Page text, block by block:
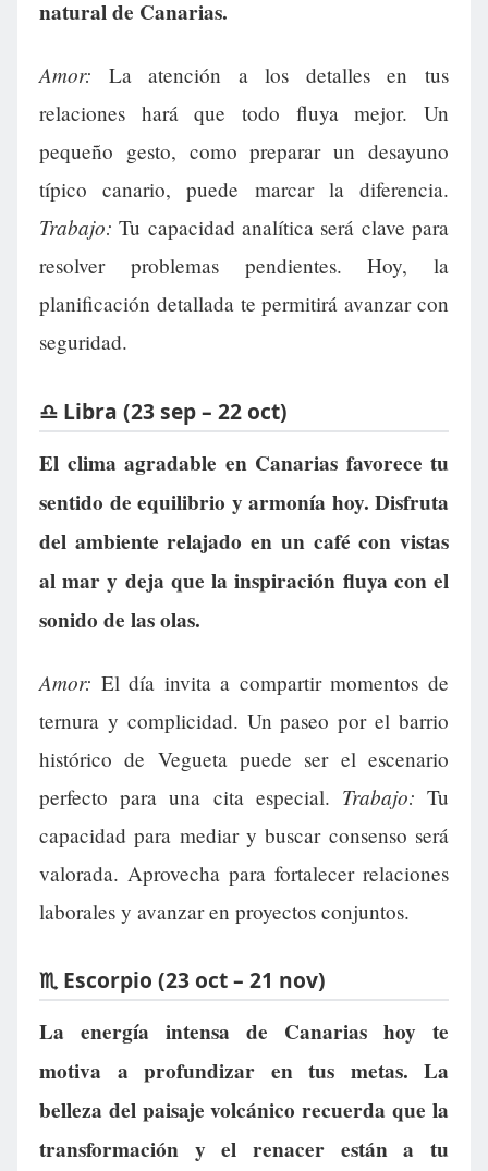
natural de Canarias.
Amor: La atención a los detalles en tus
relaciones hará que todo fluya mejor. Un
pequeño gesto, como preparar un desayuno
típico canario, puede marcar la diferencia.
Trabajo: Tu capacidad analítica será clave para
resolver problemas pendientes. Hoy, la
planificación detallada te permitirá avanzar con
seguridad.
♎ Libra (23 sep – 22 oct)
El clima agradable en Canarias favorece tu
sentido de equilibrio y armonía hoy. Disfruta
del ambiente relajado en un café con vistas
al mar y deja que la inspiración fluya con el
sonido de las olas.
Amor: El día invita a compartir momentos de
ternura y complicidad. Un paseo por el barrio
histórico de Vegueta puede ser el escenario
perfecto para una cita especial. Trabajo: Tu
capacidad para mediar y buscar consenso será
valorada. Aprovecha para fortalecer relaciones
laborales y avanzar en proyectos conjuntos.
♏ Escorpio (23 oct – 21 nov)
La energía intensa de Canarias hoy te
motiva a profundizar en tus metas. La
belleza del paisaje volcánico recuerda que la
transformación y el renacer están a tu